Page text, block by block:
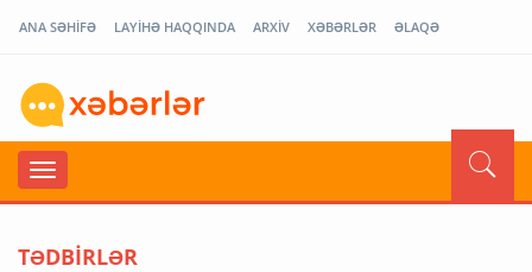
ANA SƏHİFƏ LAYİHƏ HAQQINDA ARXİV XƏBƏRLƏR ƏLAQƏ
TƏDBİRLƏR